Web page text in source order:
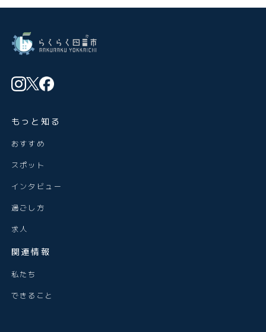
もっと知る
おすすめ
スポット
インタビュー
過ごし方
求人
関連情報
私たち
できること